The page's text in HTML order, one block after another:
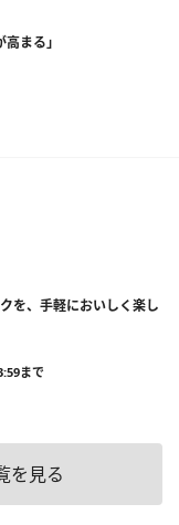
まる」
を、手軽においしく楽し
まで
を見る